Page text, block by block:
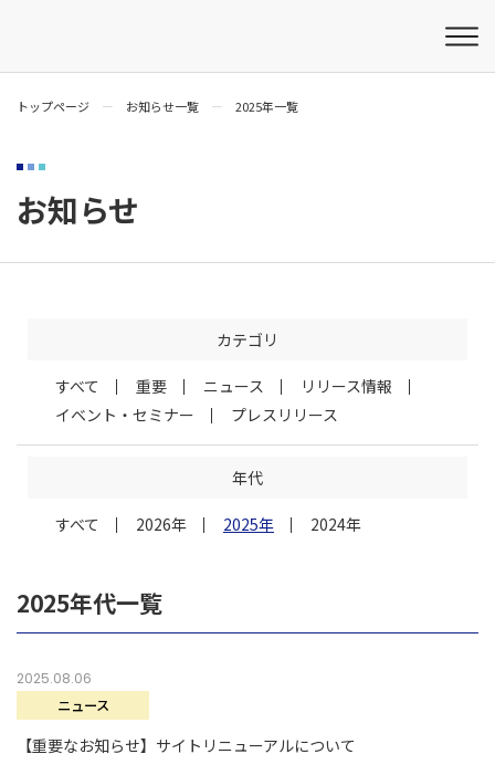
トップページ お知らせ一覧 2025年一覧
お知らせ
カテゴリ
すべて 重要 ニュース
リリース情報
イベント・セミナー
プレスリリース
年代
すべて 2026年 2025年 2024年
2025年代一覧
2025.08.06
ニュース
【重要なお知らせ】サイトリニューアルについて